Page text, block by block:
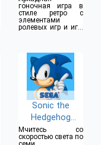
гоночная игра в
стиле ретро с
элементами
ролевых игр и игр-
Sonic the
Hedgehog
Classic
Мчитесь со
скоростью света по